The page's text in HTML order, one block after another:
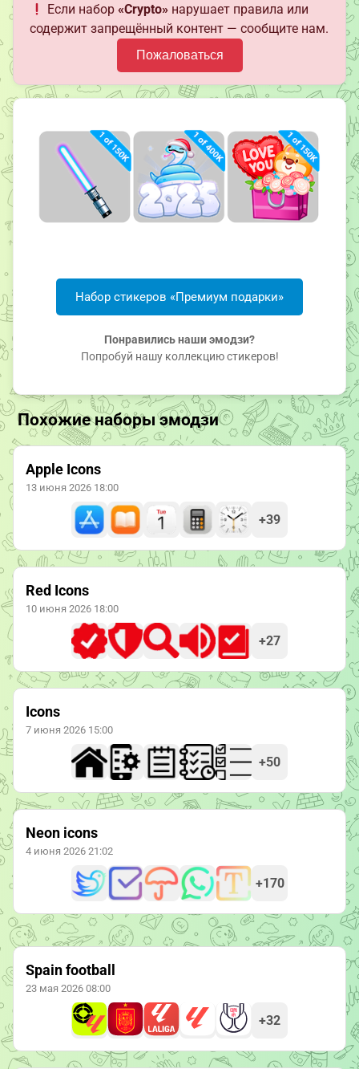
Если набор«Crypto» нарушает правила или
содержит запрещённый контент — сообщите нам.
Пожаловаться
Набор стикеров «Премиум подарки»
Понравились наши эмодзи?
Попробуй нашу коллекцию стикеров!
Похожие наборы эмодзи
Apple Icons
13 июня 2026 18:00
+39
Red Icons
10 июня 2026 18:00
+27
Icons
7 июня 2026 15:00
+50
Neon icons
4 июня 2026 21:02
+170
Spain football
23 мая 2026 08:00
+32